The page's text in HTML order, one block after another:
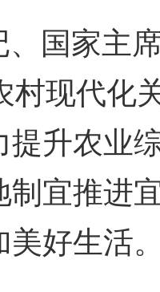
国家主
现代化
升农业
宜推进
好生活。